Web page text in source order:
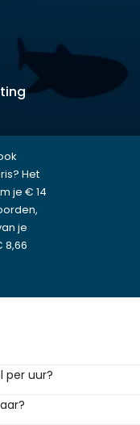
Het
je € 14
je
8,66
per uur?